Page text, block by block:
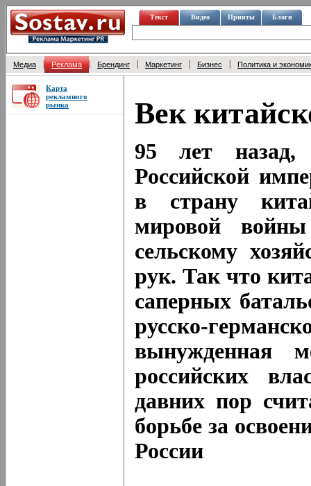
Текст Видео Принты Блоги
Медиа Реклама Брендинг Маркетинг Бизнес Политика и
Карта
рекламного
рынка
Век
95 лет назад,
Российской
в страну
мировой
сельскому
рук. Так что
саперных
русско-
вынужденная
российских
давних пор
борьбе за
России